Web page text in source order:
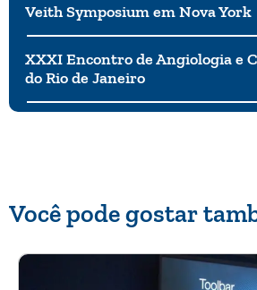
Veith Symposium em Nova York
XXXI Encontro de Angiologia e
do Rio de Janeiro
Você pode gostar